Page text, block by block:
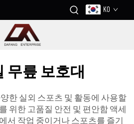
KO
무릎 보호대
양한 실외 스포츠 및 활동에 사용할
위한 고품질 안전 및 편안함 액세
서 작업 중이거나 스포츠를 즐기